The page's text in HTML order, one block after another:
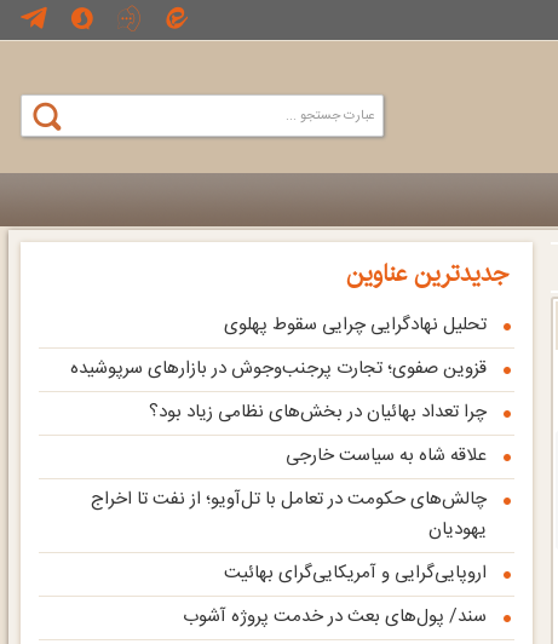
جدیدترین عناوین
تحلیل نهادگرایی چرایی سقوط پهلوی
قزوین صفوی؛ تجارت پرجنب‌وجوش در بازارهای سرپوشیده
چرا تعداد بهائیان در بخش‌های نظامی زیاد بود؟
علاقه شاه به سیاست خارجی
چالش‌های حکومت در تعامل با تل‌آویو؛ از نفت تا اخراج
یهودیان
اروپایی‌گرایی و آمریکایی‌گرای بهائیت
سند/ پول‌های بعث در خدمت پروژه آشوب